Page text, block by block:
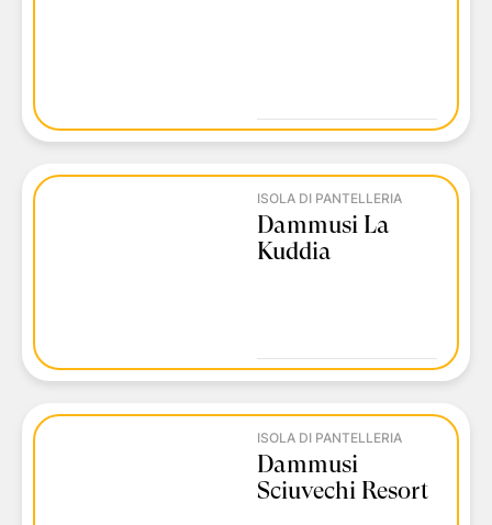
ISOLA DI PANTELLERIA
Dammusi La
Kuddia
ISOLA DI PANTELLERIA
Dammusi
Sciuvechi Resort